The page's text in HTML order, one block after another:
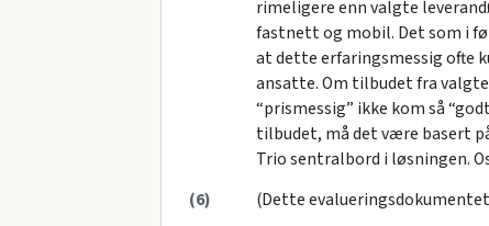
rimeligere enn valgte
fastnett og mobil. Det som i
at dette erfaringsmessig ofte
ansatte. Om tilbudet fra
“prismessig” ikke kom så
tilbudet, må det være basert
Trio sentralbord i løsningen.
(6)
(Dette